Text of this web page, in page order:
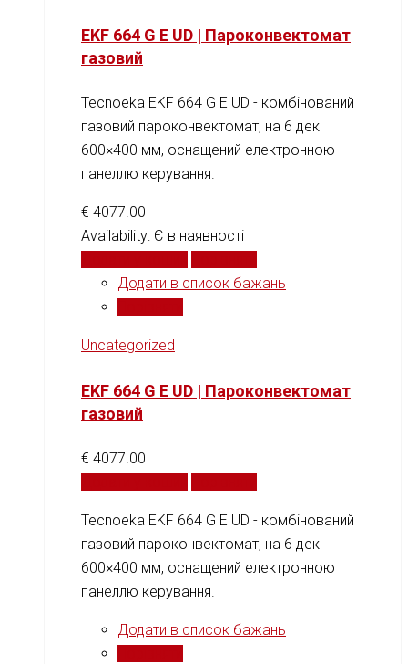
EKF 664 G E UD | Пароконвектомат
газовий
Tecnoeka EKF 664 G E UD - комбінований
газовий пароконвектомат, на 6 дек
600×400 мм, оснащений електронною
панеллю керування.
€ 4077.00
Availability: Є в наявності
Додати в список бажань
Uncategorized
EKF 664 G E UD | Пароконвектомат
газовий
€ 4077.00
Tecnoeka EKF 664 G E UD - комбінований
газовий пароконвектомат, на 6 дек
600×400 мм, оснащений електронною
панеллю керування.
Додати в список бажань